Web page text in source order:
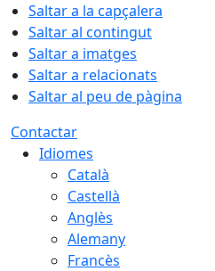
Saltar a la capçalera
Saltar al contingut
Saltar a imatges
Saltar a relacionats
Saltar al peu de pàgina
Contactar
Idiomes
Català
Castellà
Anglès
Alemany
Francès